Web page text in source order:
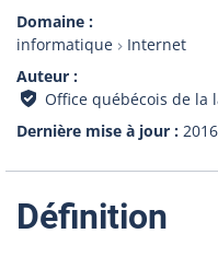
Domaine
informatique
Internet
Auteur
Office québécois de la
Dernière mise à jour
2016
Définition